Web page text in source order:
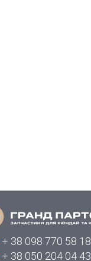
+ 38 098 770 58 18
+ 38 050 204 04 43